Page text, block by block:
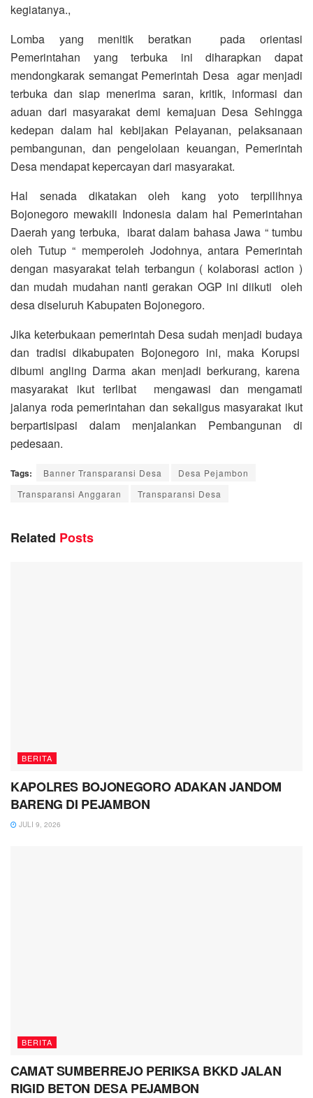
kegiatanya.,
Lomba yang menitik beratkan pada orientasi
Pemerintahan yang terbuka ini diharapkan dapat
mendongkarak semangat Pemerintah Desa agar menjadi
terbuka dan siap menerima saran, kritik, informasi dan
aduan dari masyarakat demi kemajuan Desa Sehingga
kedepan dalam hal kebijakan Pelayanan, pelaksanaan
pembangunan, dan pengelolaan keuangan, Pemerintah
Desa mendapat kepercayan dari masyarakat.
Hal senada dikatakan oleh kang yoto terpilihnya
Bojonegoro mewakili Indonesia dalam hal Pemerintahan
Daerah yang terbuka, ibarat dalam bahasa Jawa “ tumbu
oleh Tutup “ memperoleh Jodohnya, antara Pemerintah
dengan masyarakat telah terbangun ( kolaborasi action )
dan mudah mudahan nanti gerakan OGP ini diikuti oleh
desa diseluruh Kabupaten Bojonegoro.
Jika keterbukaan pemerintah Desa sudah menjadi budaya
dan tradisi dikabupaten Bojonegoro ini, maka Korupsi
dibumi angling Darma akan menjadi berkurang, karena
masyarakat ikut terlibat mengawasi dan mengamati
jalanya roda pemerintahan dan sekaligus masyarakat ikut
berpartisipasi dalam menjalankan Pembangunan di
pedesaan.
Tags: Banner Transparansi Desa
Desa Pejambon
Transparansi Anggaran
Transparansi Desa
Related Posts
BERITA
KAPOLRES BOJONEGORO ADAKAN JANDOM
BARENG DI PEJAMBON
JULI 9, 2026
BERITA
CAMAT SUMBERREJO PERIKSA BKKD JALAN
RIGID BETON DESA PEJAMBON